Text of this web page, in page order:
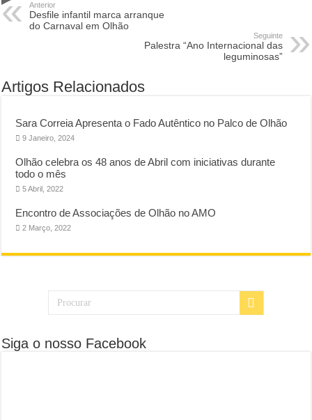
Anterior
Desfile infantil marca arranque
do Carnaval em Olhão
Seguinte
Palestra “Ano Internacional das
leguminosas”
Artigos Relacionados
Sara Correia Apresenta o Fado Autêntico no Palco de Olhão
9 Janeiro, 2024
Olhão celebra os 48 anos de Abril com iniciativas durante
todo o mês
5 Abril, 2022
Encontro de Associações de Olhão no AMO
2 Março, 2022
Siga o nosso Facebook